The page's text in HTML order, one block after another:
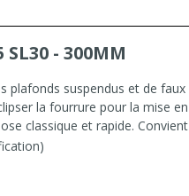
SL30 - 300MM
plafonds suspendus et de faux
la fourrure pour la mise en
classique et rapide. Convient